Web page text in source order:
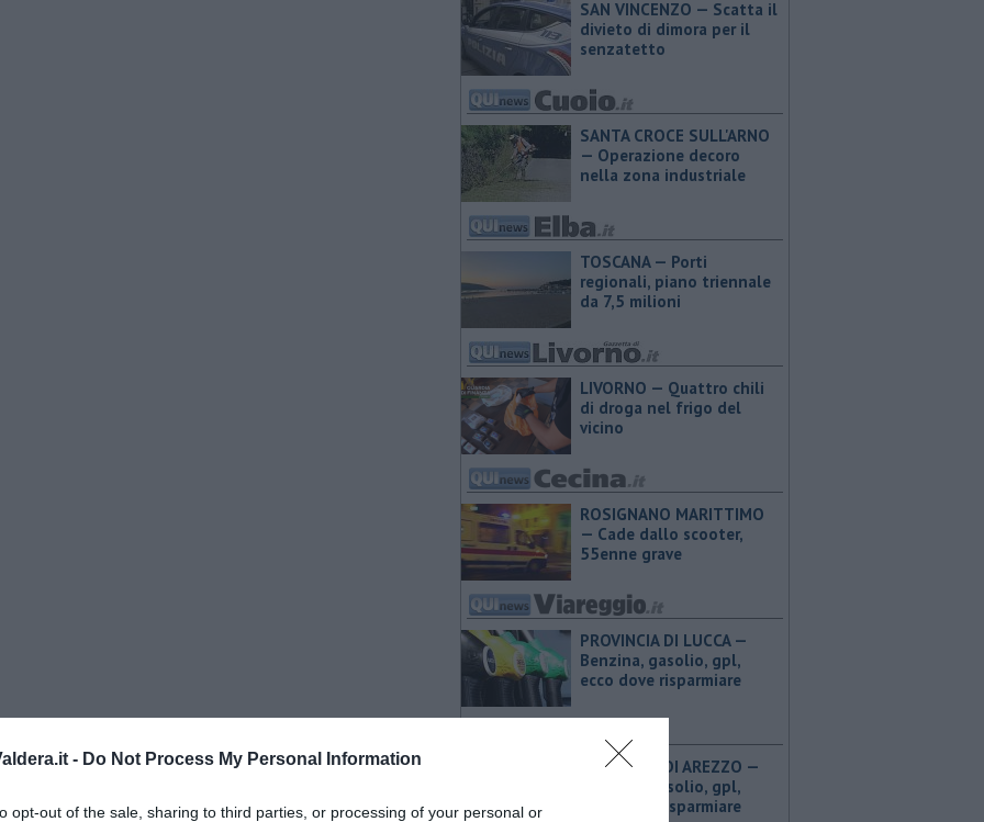
- Do Not Process My Personal Information
opt-out of the sale, sharing to third parties, or processing of your personal or
SAN VINCENZO — Scatta il
divieto di dimora per il
senzatetto
SANTA CROCE SULL'ARNO
— Operazione decoro
nella zona industriale
TOSCANA — Porti
regionali, piano triennale
da 7,5 milioni
LIVORNO — Quattro chili
di droga nel frigo del
vicino
ROSIGNANO MARITTIMO
— Cade dallo scooter,
55enne grave
PROVINCIA DI LUCCA — ​
Benzina, gasolio, gpl,
ecco dove risparmiare
PROVINCIA DI AREZZO — ​
Benzina, gasolio, gpl,
ecco dove risparmiare